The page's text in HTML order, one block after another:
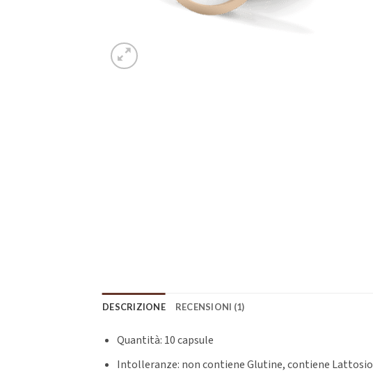
DESCRIZIONE RECENSIONI (1)
Quantità: 10 capsule
Intolleranze: non contiene Glutine, contiene Lattosio